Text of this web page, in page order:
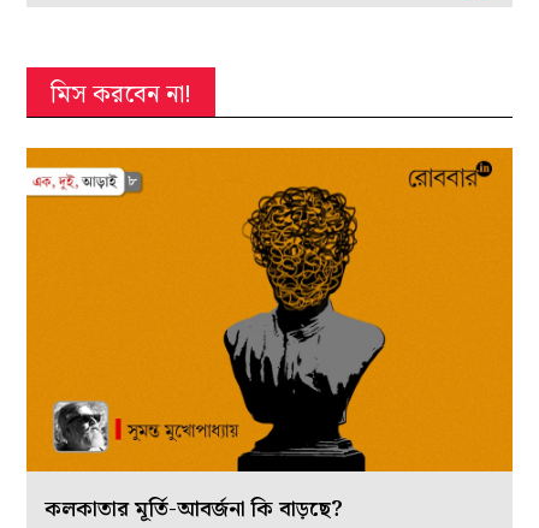
মিস করবেন না!
কলকাতার মূর্তি-আবর্জনা কি বাড়ছে?